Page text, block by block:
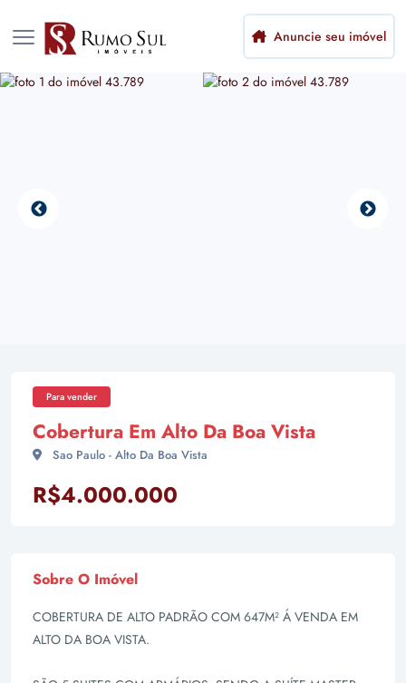
Anuncie seu imóvel
Para vender
Cobertura Em Alto Da Boa Vista
Sao Paulo - Alto Da Boa Vista
R$4.000.000
Sobre O Imóvel
COBERTURA DE ALTO PADRÃO COM 647M² Á VENDA EM
ALTO DA BOA VISTA.